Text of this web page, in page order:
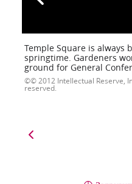
Temple Square is always
springtime. Gardeners
ground for General
© 2012 Intellectual Reserve,
reserved.